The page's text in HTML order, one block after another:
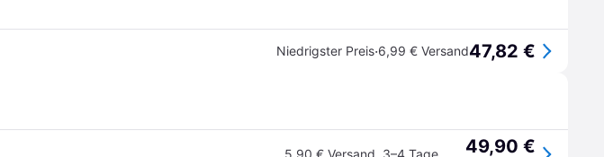
Niedrigster Preis·6,99 € Versand47,82 €
5,90 € Versand 3–4 Tage 49,90 €